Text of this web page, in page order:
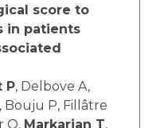
score to
in patients
P, Delbove A,
Bouju P, Fillâtre
O, Markarian T,